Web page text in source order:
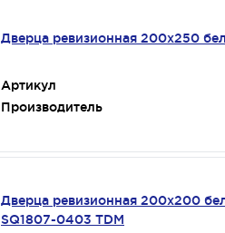
Дверца ревизионная 200х250
Артикул
Производитель
Дверца ревизионная 200х200
SQ1807-0403 TDM